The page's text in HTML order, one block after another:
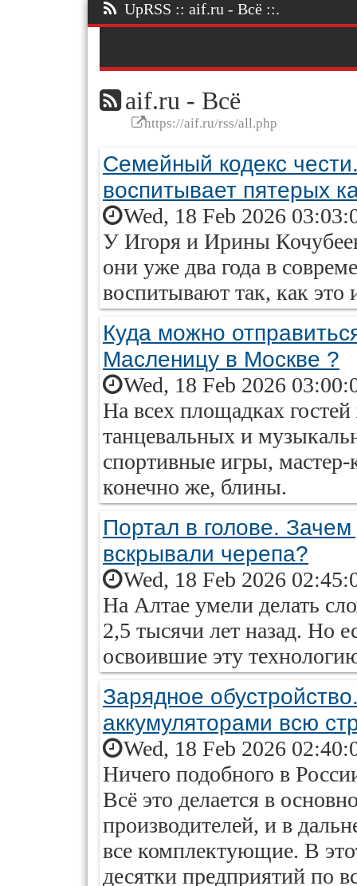
UpRSS :: aif.ru - Всё ::.
aif.ru - Всё
https://aif.ru/rss/all.php
Семейный кодекс
воспитывает пятерых
Wed, 18 Feb 2026
У Игоря и Ирины
они уже два года в
воспитывают так, как это
Куда можно
Масленицу в Москве ?
Wed, 18 Feb 2026
На всех площадках
танцевальных и
спортивные игры, мастер-
конечно же, блины.
Портал в голове.
вскрывали черепа?
Wed, 18 Feb 2026
На Алтае умели делать
2,5 тысячи лет назад. Но
освоившие эту
Зарядное
аккумуляторами всю
Wed, 18 Feb 2026
Ничего подобного в
Всё это делается в
производителей, и в
все комплектующие. В
десятки предприятий по